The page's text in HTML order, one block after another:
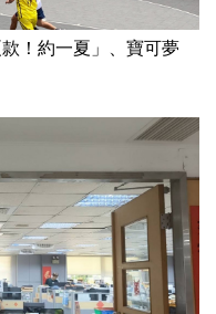
！約一夏」、寶可夢